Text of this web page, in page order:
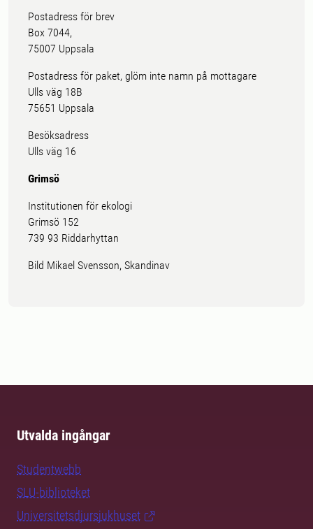
Postadress för brev
Box 7044,
75007 Uppsala
Postadress för paket, glöm inte namn på mottagare
Ulls väg 18B
75651 Uppsala
Besöksadress
Ulls väg 16
Grimsö
Institutionen för ekologi
Grimsö 152
739 93 Riddarhyttan
Bild Mikael Svensson, Skandinav
Utvalda ingångar
Studentwebb
SLU-biblioteket
Universitetsdjursjukhuset